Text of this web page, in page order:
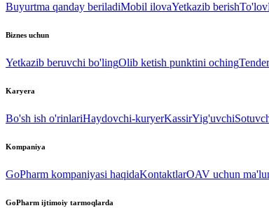
Buyurtma qanday beriladiMobil ilovaYetkazib berishTo'lov
Biznes uchun
Yetkazib beruvchi bo'lingOlib ketish punktini oching
Karyera
Bo'sh ish o'rinlariHaydovchi-kuryerKassirYig'uvchi
Kompaniya
GoPharm kompaniyasi haqidaKontaktlarOAV uchun
GoPharm ijtimoiy tarmoqlarda